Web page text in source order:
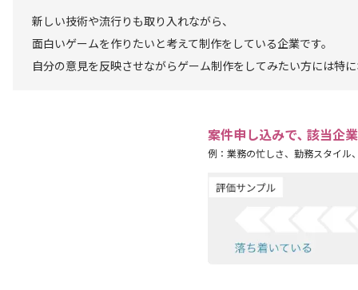
新しい技術や流行りも取り入れながら、
面白いゲームを作りたいと考えて制作をしている企業です。
自分の意見を反映させながらゲーム制作をしてみたい方には特
案件申し込みで､ 該当企
例：業務の忙しさ、勤務スタイル